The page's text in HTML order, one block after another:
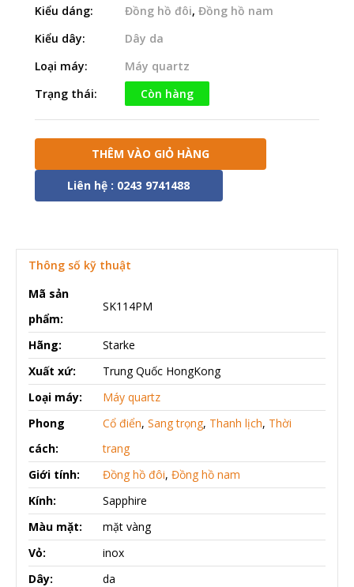
Kiểu dáng:
Đồng hồ đôi, Đồng hồ nam
Kiểu dây:
Dây da
Loại máy:
Máy quartz
Trạng thái:
Còn hàng
THÊM VÀO GIỎ HÀNG
Liên hệ : 0243 9741488
Thông số kỹ thuật
Mã sản
phẩm:
SK114PM
Hãng:
Starke
Xuất xứ:
Trung Quốc HongKong
Loại máy:
Máy quartz
Phong
cách:
Cổ điển, Sang trọng, Thanh lịch, Thời
trang
Giới tính:
Đồng hồ đôi, Đồng hồ nam
Kính:
Sapphire
Màu mặt:
mặt vàng
Vỏ:
inox
Dây:
da